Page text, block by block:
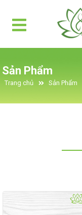
Sản Phẩm
Trang chủ Sản Phẩm